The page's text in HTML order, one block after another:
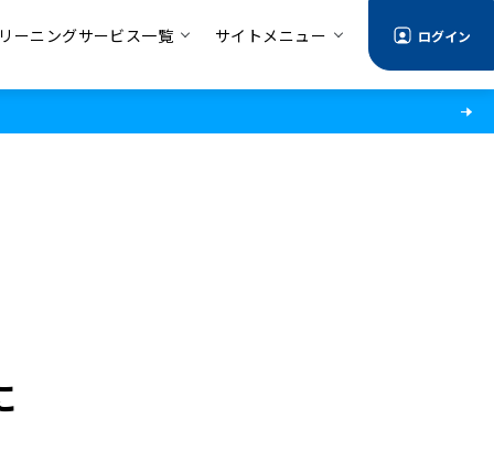
ーニングサービス一覧 サイトメニュー ログイン